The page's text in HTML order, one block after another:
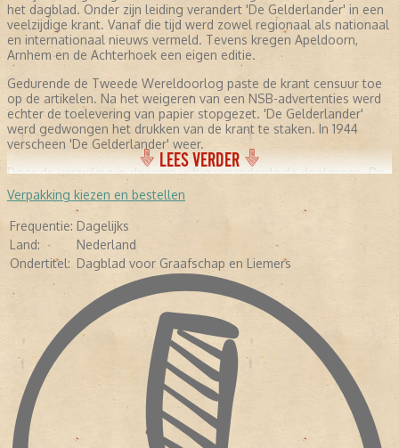
het dagblad. Onder zijn leiding verandert 'De Gelderlander' in een
veelzijdige krant. Vanaf die tijd werd zowel regionaal als nationaal
en internationaal nieuws vermeld. Tevens kregen Apeldoorn,
Arnhem en de Achterhoek een eigen editie.
Gedurende de Tweede Wereldoorlog paste de krant censuur toe
op de artikelen. Na het weigeren van een NSB-advertenties werd
echter de toelevering van papier stopgezet. 'De Gelderlander'
werd gedwongen het drukken van de krant te staken. In 1944
verscheen 'De Gelderlander' weer.
Door de verzuiling in de jaren vijftig veranderde de doelgroep. De
krant werd niet meer alleen door katholieken gelezen. Ook andere
groeperingen lazen de krant. De Arnhemse editie kon
hierdoor 'Het Vrije Volk' overnemen. Na een fusie met het
'Arnhems Dagblad' verscheen de editie tijdelijk onder de naam 'De
Nieuwe Krant'. Vrij snel werd de naam veranderd in 'Arnhemse
Courant', waarvan de laatste krant in 2001 werd verspreid.
Begin jaren negentig werd in Nijmegen een groot pand aan de
Waal gebouwd, dat het nieuwe hoofdkantoor van 'De
Gelderlander' werd. Een ideale plek. Het pand stond nabij de
binnenstad, maar gevestigd op het industrieterrein. Medewerkers
konden het kantoor gemakkelijk bereiken. Ook nog eens geschikt
voor distributiekantoor.
In de jaren negentig werd ook de 'Winterswijkse krant'
overgenomen. De groeiende Nederlandse economie zorgde
ervoor dat het aantal abonnees steeg.
LEES VERDER
Verpakking kiezen en bestellen
Frequentie: Dagelijks
Land:
Nederland
Ondertitel: Dagblad voor Graafschap en Liemers